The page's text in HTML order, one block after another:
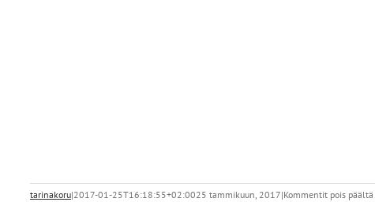
tarinakoru|2017-01-25T16:18:55+02:0025 tammikuun, 2017|Kommentit pois päältä